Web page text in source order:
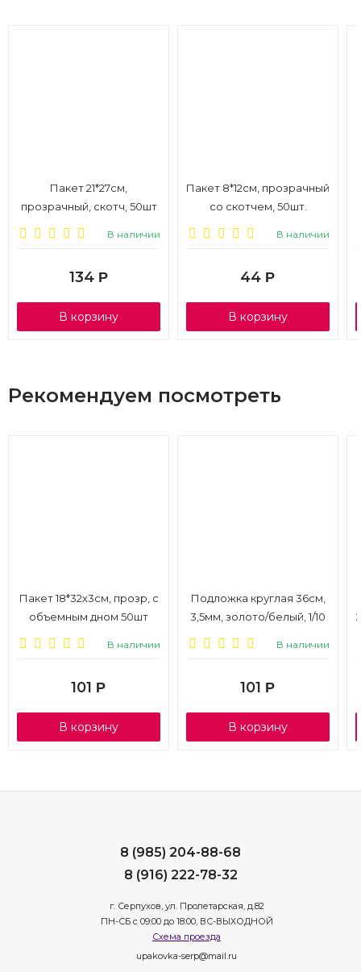
Пакет 21*27см,
прозрачный, скотч, 50шт
В наличии
134 Р
В корзину
Пакет 8*12см, прозрачный
со скотчем, 50шт.
В наличии
44 Р
В корзину
Рекомендуем посмотреть
Пакет 18*32х3см, прозр, с
объемным дном 50шт
В наличии
101 Р
В корзину
Подложка круглая 36см,
3,5мм, золото/белый, 1/10
В наличии
101 Р
В корзину
8 (985) 204-88-68
8 (916) 222-78-32
г. Серпухов, ул. Пролетарская, д.82
ПН-СБ с 09:00 до 18:00, ВС-ВЫХОДНОЙ
Схема проезда
upakovka-serp@mail.ru